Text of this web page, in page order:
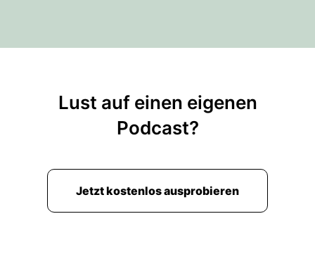
Lust auf einen eigenen
Podcast?
Jetzt kostenlos ausprobieren